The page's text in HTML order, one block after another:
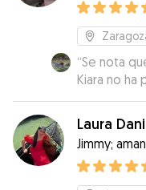
“Se nota
Kiara no ha
estado
WhatsApp.
que cuide
Laura
Jimmy;